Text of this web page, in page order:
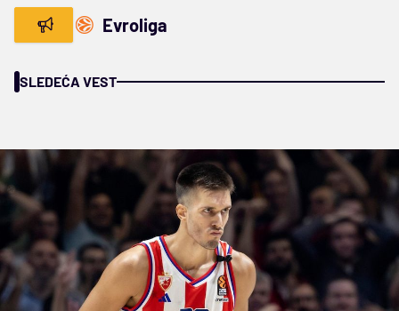
Evroliga
SLEDEĆA VEST